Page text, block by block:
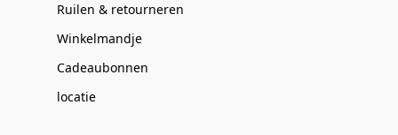
Ruilen & retourneren
Winkelmandje
Cadeaubonnen
locatie